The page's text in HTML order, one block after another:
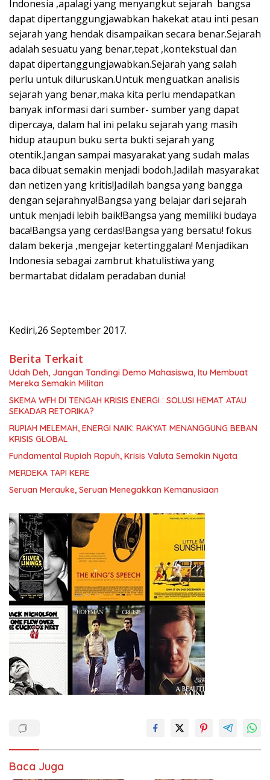
Indonesia ,apalagi yang menyangkut sejarah bangsa
dapat dipertanggungjawabkan hakekat atau inti pesan
sejarah yang hendak disampaikan secara benar.Sejarah
adalah sesuatu yang benar,tepat ,kontekstual dan
dapat dipertanggungjawabkan.Sejarah yang salah
perlu untuk diluruskan.Untuk menguatkan analisis
sejarah yang benar,maka kita perlu mendapatkan
banyak informasi dari sumber- sumber yang dapat
dipercaya, dalam hal ini pelaku sejarah yang masih
hidup ataupun buku serta bukti sejarah yang
otentik.Jangan sampai masyarakat yang sudah malas
baca dibuat semakin menjadi bodoh.Jadilah masyarakat
dan netizen yang kritis!Jadilah bangsa yang bangga
dengan sejarahnya!Bangsa yang belajar dari sejarah
untuk menjadi lebih baik!Bangsa yang memiliki budaya
baca!Bangsa yang cerdas!Bangsa yang bersatu! fokus
dalam bekerja ,mengejar ketertinggalan! Menjadikan
Indonesia sebagai zambrut khatulistiwa yang
bermartabat didalam peradaban dunia!
Kediri,26 September 2017.
Berita Terkait
Udah Deh, Jangan Tandingi Demo Mahasiswa, Itu Membuat
Mereka Semakin Militan
SKEMA WFH DI TENGAH KRISIS ENERGI : SOLUSI HEMAT ATAU
SEKADAR RETORIKA?
RUPIAH MELEMAH, ENERGI NAIK: RAKYAT MENANGGUNG BEBAN
KRISIS GLOBAL
Fundamental Rupiah Rapuh, Krisis Valuta Semakin Nyata
MERDEKA TAPI KERE
Seruan Merauke, Seruan Menegakkan Kemanusiaan
Baca Juga